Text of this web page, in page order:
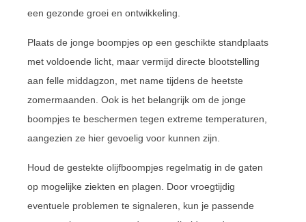
een gezonde groei en ontwikkeling.
Plaats de jonge boompjes op een geschikte standplaats
met voldoende licht, maar vermijd directe blootstelling
aan felle middagzon, met name tijdens de heetste
zomermaanden. Ook is het belangrijk om de jonge
boompjes te beschermen tegen extreme temperaturen,
aangezien ze hier gevoelig voor kunnen zijn.
Houd de gestekte olijfboompjes regelmatig in de gaten
op mogelijke ziekten en plagen. Door vroegtijdig
eventuele problemen te signaleren, kun je passende